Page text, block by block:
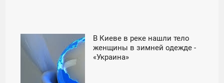
В Киеве в реке нашли тело
женщины в зимней одежде -
«Украина»